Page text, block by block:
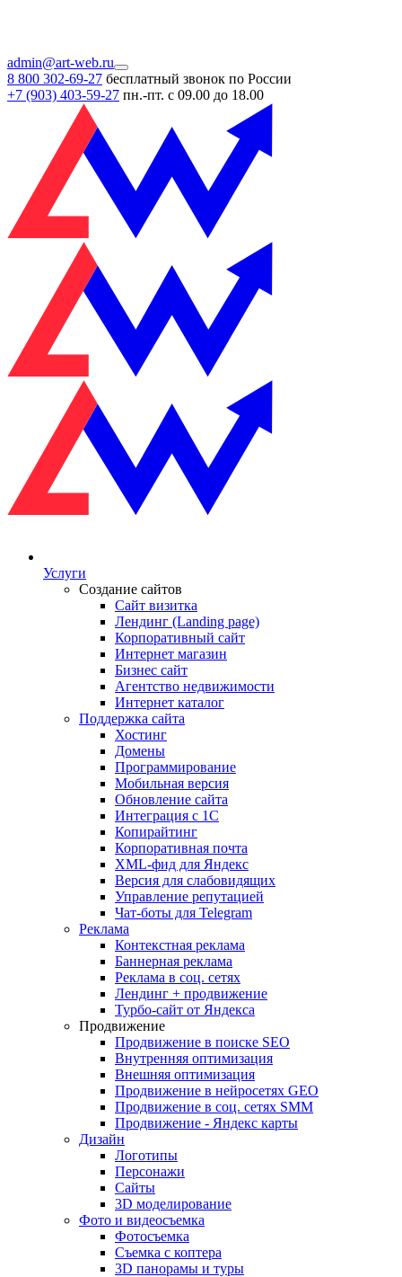
admin@art-web.ru
8 800 302-69-27 бесплатный звонок по России
+7 (903) 403-59-27 пн.-пт. с 09.00 до 18.00
Услуги
Создание сайтов
Сайт визитка
Лендинг (Landing page)
Корпоративный сайт
Интернет магазин
Бизнес сайт
Агентство недвижимости
Интернет каталог
Поддержка сайта
Хостинг
Домены
Программирование
Мобильная версия
Обновление сайта
Интеграция с 1С
Копирайтинг
Корпоративная почта
XML-фид для Яндекс
Версия для слабовидящих
Управление репутацией
Чат-боты для Telegram
Реклама
Контекстная реклама
Баннерная реклама
Реклама в соц. сетях
Лендинг + продвижение
Турбо-сайт от Яндекса
Продвижение
Продвижение в поиске SEO
Внутренняя оптимизация
Внешняя оптимизация
Продвижение в нейросетях GEO
Продвижение в соц. сетях SMM
Продвижение - Яндекс карты
Дизайн
Логотипы
Персонажи
Сайты
3D моделирование
Фото и видеосъемка
Фотосъемка
Съемка с коптера
3D панорамы и туры